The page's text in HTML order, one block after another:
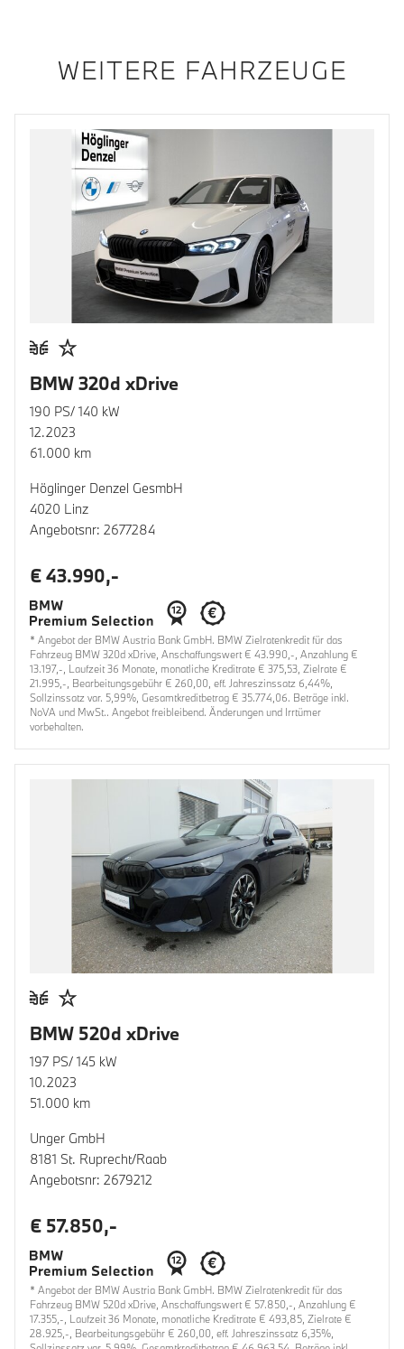
WEITERE FAHRZEUGE
BMW 320d xDrive
190 PS/ 140 kW
12.2023
61.000 km
Höglinger Denzel GesmbH
4020 Linz
Angebotsnr: 2677284
€ 43.990,-
* Angebot der BMW Austria Bank GmbH. BMW Zielratenkredit für das
Fahrzeug BMW 320d xDrive, Anschaffungswert € 43.990,-, Anzahlung €
13.197,-, Laufzeit 36 Monate, monatliche Kreditrate € 375,53, Zielrate €
21.995,-, Bearbeitungsgebühr € 260,00, eff. Jahreszinssatz 6,44%,
Sollzinssatz var. 5,99%, Gesamtkreditbetrag € 35.774,06. Beträge inkl.
NoVA und MwSt.. Angebot freibleibend. Änderungen und Irrtümer
vorbehalten.
BMW 520d xDrive
197 PS/ 145 kW
10.2023
51.000 km
Unger GmbH
8181 St. Ruprecht/Raab
Angebotsnr: 2679212
€ 57.850,-
* Angebot der BMW Austria Bank GmbH. BMW Zielratenkredit für das
Fahrzeug BMW 520d xDrive, Anschaffungswert € 57.850,-, Anzahlung €
17.355,-, Laufzeit 36 Monate, monatliche Kreditrate € 493,85, Zielrate €
28.925,-, Bearbeitungsgebühr € 260,00, eff. Jahreszinssatz 6,35%,